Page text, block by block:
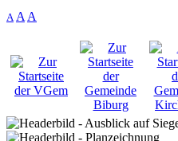
A A A